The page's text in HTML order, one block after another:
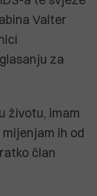
Valter
za
životu, imam
ih od
član